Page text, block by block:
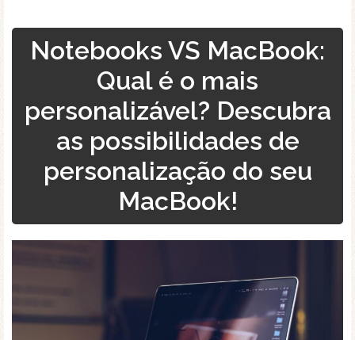
Notebooks VS MacBook:
Qual é o mais
personalizável? Descubra
as possibilidades de
personalização do seu
MacBook!